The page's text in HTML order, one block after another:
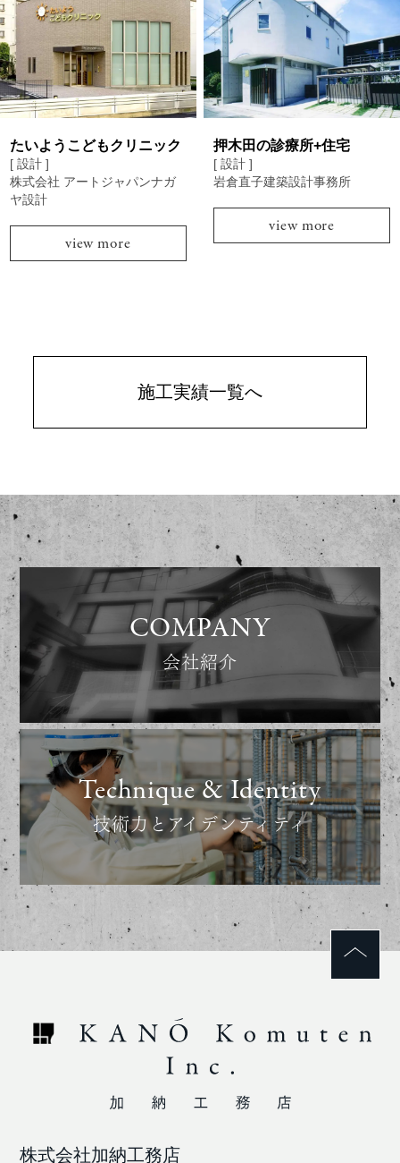
たいようこどもクリニック
[ 設計 ]
株式会社 アートジャパンナガ
ヤ設計
view more
押木田の診療所+住宅
[ 設計 ]
岩倉直子建築設計事務所
view more
施工実績一覧へ
COMPANY
会社紹介
Technique & Identity
技術力とアイデンティティ
株式会社加納工務店